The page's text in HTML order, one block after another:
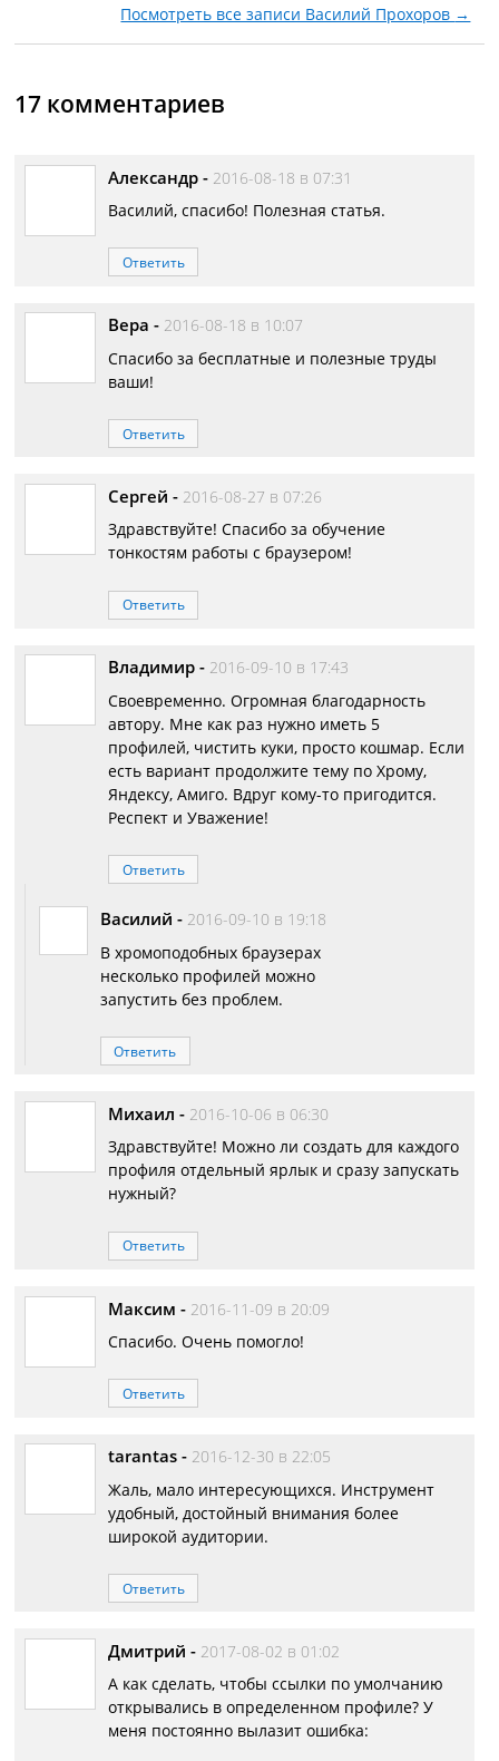
Посмотреть все записи Василий Прохоров →
17 комментариев
Александр - 2016-08-18 в 07:31
Василий, спасибо! Полезная статья.
Ответить
Вера - 2016-08-18 в 10:07
Спасибо за беcплатные и полезные труды
ваши!
Ответить
Сергей - 2016-08-27 в 07:26
Здравствуйте! Спасибо за обучение
тонкостям работы с браузером!
Ответить
Владимир - 2016-09-10 в 17:43
Своевременно. Огромная благодарность
автору. Мне как раз нужно иметь 5
профилей, чистить куки, просто кошмар. Если
есть вариант продолжите тему по Хрому,
Яндексу, Амиго. Вдруг кому-то пригодится.
Респект и Уважение!
Ответить
Василий - 2016-09-10 в 19:18
В хромоподобных браузерах
несколько профилей можно
запустить без проблем.
Ответить
Михаил - 2016-10-06 в 06:30
Здравствуйте! Можно ли создать для каждого
профиля отдельный ярлык и сразу запускать
нужный?
Ответить
Максим - 2016-11-09 в 20:09
Спасибо. Очень помогло!
Ответить
tarantas - 2016-12-30 в 22:05
Жаль, мало интересующихся. Инструмент
удобный, достойный внимания более
широкой аудитории.
Ответить
Дмитрий - 2017-08-02 в 01:02
А как сделать, чтобы ссылки по умолчанию
открывались в определенном профиле? У
меня постоянно вылазит ошибка: